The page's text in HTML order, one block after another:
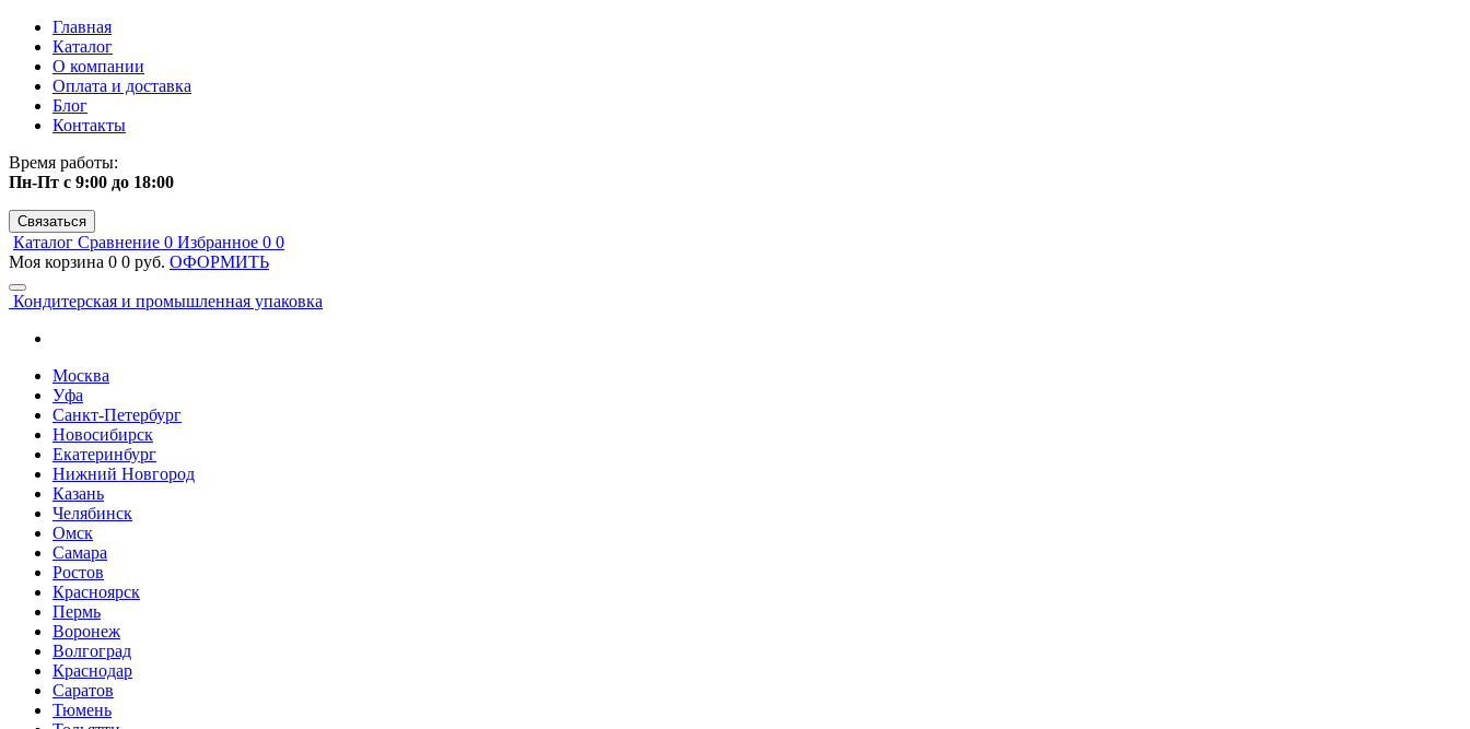
Главная
Каталог
О компании
Оплата и доставка
Блог
Контакты
Время работы:
Пн-Пт с 9:00 до 18:00
Связаться
Каталог Сравнение 0 Избранное 0 0
Моя корзина 0 0 руб. ОФОРМИТЬ
Кондитерская и промышленная упаковка
Москва
Уфа
Санкт-Петербург
Новосибирск
Екатеринбург
Нижний Новгород
Казань
Челябинск
Омск
Самара
Ростов
Красноярск
Пермь
Воронеж
Волгоград
Краснодар
Саратов
Тюмень